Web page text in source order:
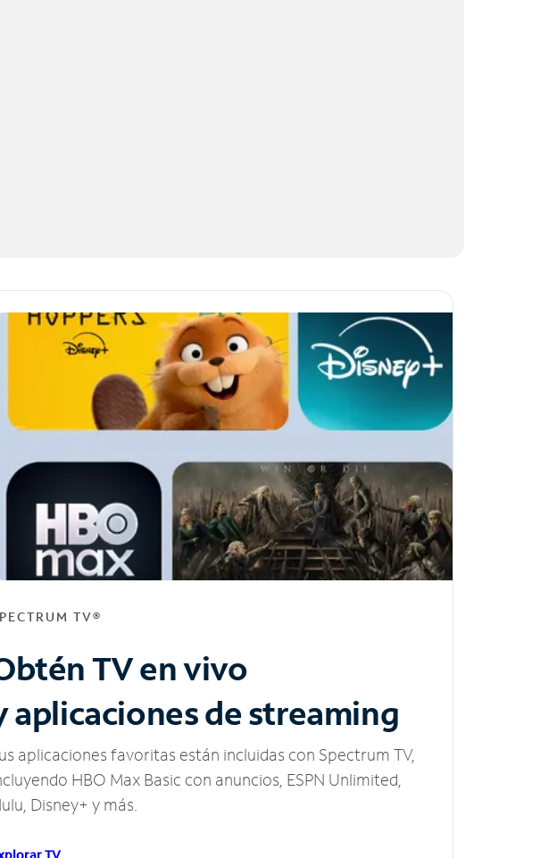
TV®
TV en vivo
aplicaciones de streaming
aplicaciones favoritas están incluidas con Spectrum TV,
HBO Max Basic con anuncios, ESPN Unlimited,
Disney+ y más.